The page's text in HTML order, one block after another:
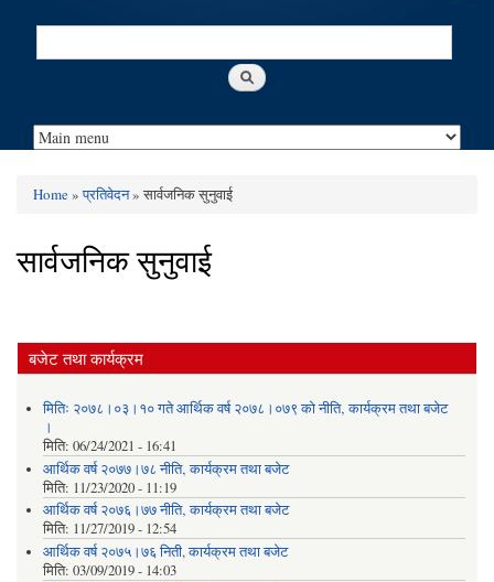
Search
You are here
Home»प्रतिवेदन» सार्वजनिक सुनुवाई
सार्वजनिक सुनुवाई
बजेट तथा कार्यक्रम
मितिः २०७८।०३।१० गते आर्थिक वर्ष २०७८।०७९ को नीति‚ कार्यक्रम तथा बजेट
।
मिति: 06/24/2021 - 16:41
आर्थिक वर्ष २०७७।७८ नीति‚ कार्यक्रम तथा बजेट
मिति: 11/23/2020 - 11:19
आर्थिक वर्ष २०७६।७७ नीति‚ कार्यक्रम तथा बजेट
मिति: 11/27/2019 - 12:54
आर्थिक वर्ष २०७५।७६ निती, कार्यक्रम तथा बजेट
मिति: 03/09/2019 - 14:03